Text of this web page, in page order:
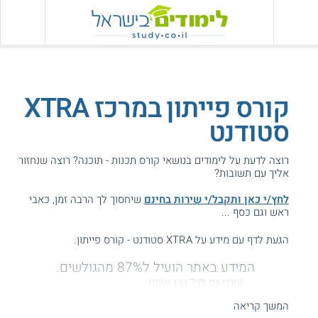
קורס פייתון במרכז XTRA
סטודנט
רוצה לדעת על לימודים בנושאי קורס תכנות - תוכנה? רוצה שנחזור
אליך עם תשובות?
לחץ/י כאן ותקבל/י שירות בחינם שיחסוך לך הרבה זמן, כאבי
ראש וגם כסף ...
הגעת לדף עם מידע על XTRA סטודנט - קורס פייתון.
המידע באתר הועיל ל87% מהגולשים.
עזרנו גם לך? דרג אותנו:
המשך קריאה